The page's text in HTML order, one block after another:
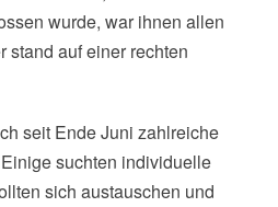
wurde, war ihnen allen
stand auf einer rechten
seit Ende Juni zahlreiche
suchten individuelle
sich austauschen und